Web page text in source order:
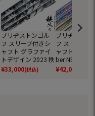
ブリヂストンゴル
フ スリーブ付きシ
ャフト グラファイ
トデザイン 2023 秩
父弐 ドライバー用
日本正規品 (B1～B
¥33,000(税込)
ブリヂストン
フ スリーブ付
ャフト 2025
ber NEXUS ス
ルファイバー
サス 日本正
¥42,000